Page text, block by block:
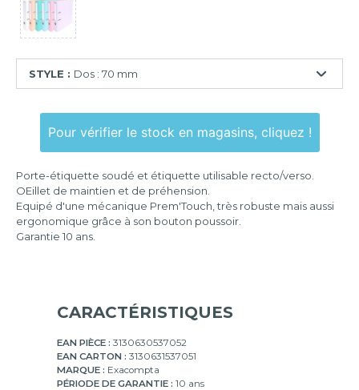
STYLE : Dos : 70 mm
mm
Dos
:
70
mm
Pour vérifier le stock en magasins, cliquez !
Porte-étiquette soudé et étiquette utilisable recto/verso.
OEillet de maintien et de préhension.
Equipé d'une mécanique Prem'Touch, très robuste mais aussi
ergonomique grâce à son bouton poussoir.
Garantie 10 ans.
CARACTÉRISTIQUES
EAN PIÈCE : 3130630537052
EAN CARTON : 3130631537051
MARQUE : Exacompta
PÉRIODE DE GARANTIE : 10 ans